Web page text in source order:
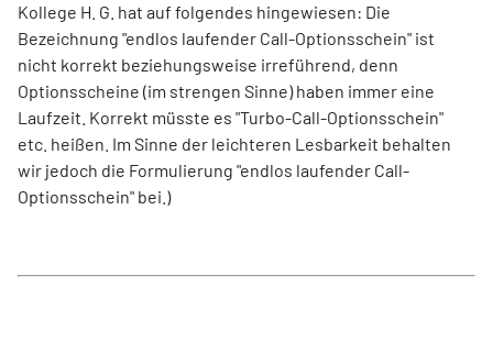
Kollege H. G. hat auf folgendes hingewiesen: Die
Bezeichnung "endlos laufender Call-Optionsschein" ist
nicht korrekt beziehungsweise irreführend, denn
Optionsscheine (im strengen Sinne) haben immer eine
Laufzeit. Korrekt müsste es "Turbo-Call-Optionsschein"
etc. heißen. Im Sinne der leichteren Lesbarkeit behalten
wir jedoch die Formulierung "endlos laufender Call-
Optionsschein" bei.)